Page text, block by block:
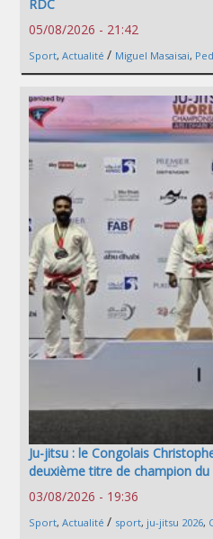
RDC
05/08/2026 - 21:42
Sport, Actualité / Miguel Masaisai,
Ju-jitsu : le Congolais
deuxième titre de champion
03/08/2026 - 19:36
Sport, Actualité / sport, ju-jitsu 2026,